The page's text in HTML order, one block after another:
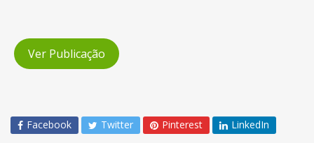
Ver Publicação
Facebook Twitter Pinterest LinkedIn